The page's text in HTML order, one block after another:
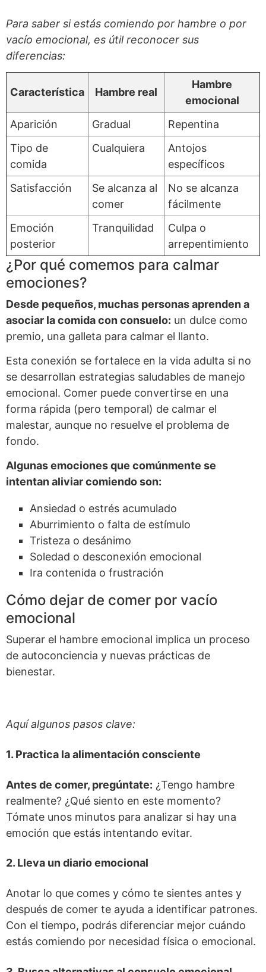
Para saber si estás comiendo por hambre o por
vacío emocional, es útil reconocer sus
diferencias:
Característica Hambre real
Hambre
emocional
Aparición
Gradual
Repentina
Tipo de
comida
Cualquiera
Antojos
específicos
Satisfacción
Se alcanza al
comer
No se alcanza
fácilmente
Emoción
posterior
Tranquilidad
Culpa o
arrepentimiento
¿Por qué comemos para calmar
emociones?
Desde pequeños, muchas personas aprenden a
asociar la comida con consuelo: un dulce como
premio, una galleta para calmar el llanto.
Esta conexión se fortalece en la vida adulta si no
se desarrollan estrategias saludables de manejo
emocional. Comer puede convertirse en una
forma rápida (pero temporal) de calmar el
malestar, aunque no resuelve el problema de
fondo.
Algunas emociones que comúnmente se
intentan aliviar comiendo son:
Ansiedad o estrés acumulado
Aburrimiento o falta de estímulo
Tristeza o desánimo
Soledad o desconexión emocional
Ira contenida o frustración
Cómo dejar de comer por vacío
emocional
Superar el hambre emocional implica un proceso
de autoconciencia y nuevas prácticas de
bienestar.
Aquí algunos pasos clave:
1. Practica la alimentación consciente
Antes de comer, pregúntate: ¿Tengo hambre
realmente? ¿Qué siento en este momento?
Tómate unos minutos para analizar si hay una
emoción que estás intentando evitar.
2. Lleva un diario emocional
Anotar lo que comes y cómo te sientes antes y
después de comer te ayuda a identificar patrones.
Con el tiempo, podrás diferenciar mejor cuándo
estás comiendo por necesidad física o emocional.